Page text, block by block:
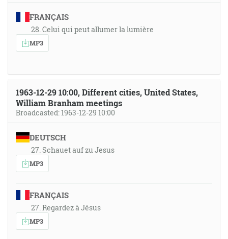
FRANÇAIS
28. Celui qui peut allumer la lumière
MP3
1963-12-29 10:00, Different cities, United States,
William Branham meetings
Broadcasted: 1963-12-29 10:00
DEUTSCH
27. Schauet auf zu Jesus
MP3
FRANÇAIS
27. Regardez à Jésus
MP3